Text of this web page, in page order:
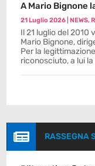
A Mario Bignone
21 Luglio 2026 |NEWS,
Il 21 luglio del
Mario Bignone,
Per la
riconosciuto, a lui
 RASSEGNA